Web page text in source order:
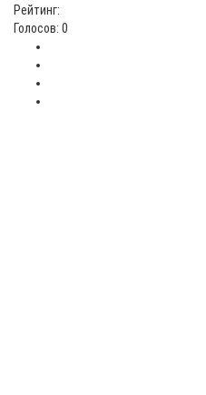
Рейтинг:
Голосов: 0